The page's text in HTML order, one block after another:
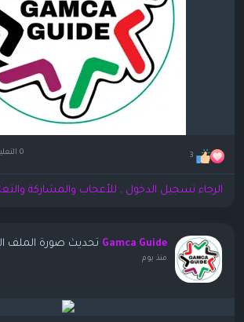
3 0 التعليقات
الرجاء تسجيل الدخول , للأعجاب والمشاركة
Gamca Guide تحديث صورة الملف
منذ يوم